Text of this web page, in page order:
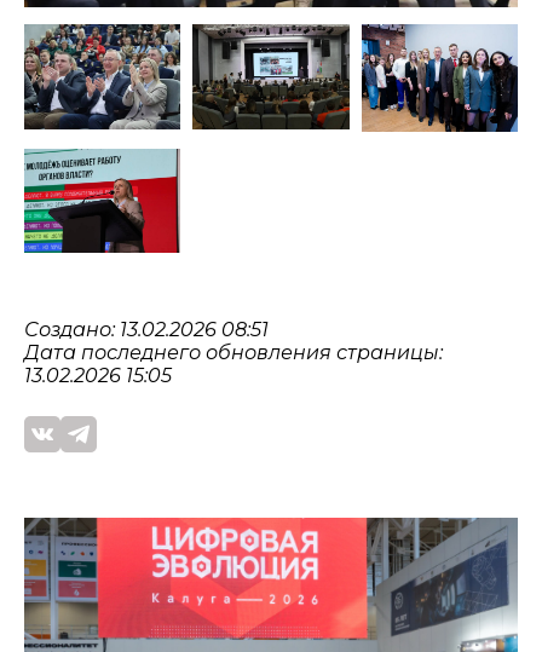
Создано: 13.02.2026 08:51
Дата последнего обновления страницы:
13.02.2026 15:05